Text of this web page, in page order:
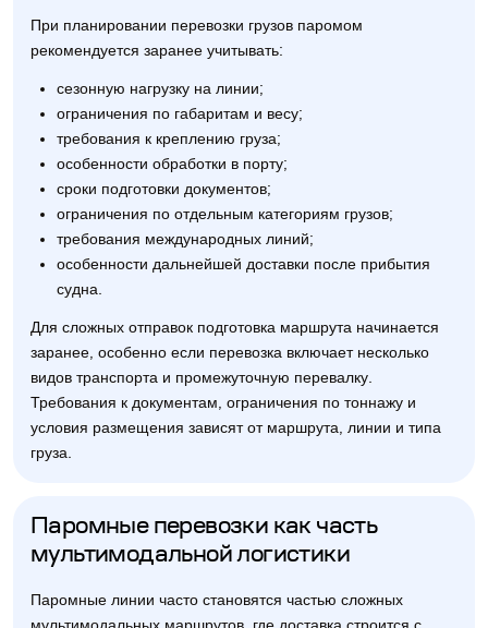
При планировании перевозки грузов паромом
рекомендуется заранее учитывать:
сезонную нагрузку на линии;
ограничения по габаритам и весу;
требования к креплению груза;
особенности обработки в порту;
сроки подготовки документов;
ограничения по отдельным категориям грузов;
требования международных линий;
особенности дальнейшей доставки после прибытия
судна.
Для сложных отправок подготовка маршрута начинается
заранее, особенно если перевозка включает несколько
видов транспорта и промежуточную перевалку.
Требования к документам, ограничения по тоннажу и
условия размещения зависят от маршрута, линии и типа
груза.
Паромные перевозки как часть
мультимодальной логистики
Паромные линии часто становятся частью сложных